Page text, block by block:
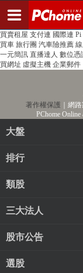
PChome首頁 線上購物 24h
買賣租屋 支付連 國際連 Pi
買車 旅行團 汽車險推薦
一元簡訊 直播達人 數位憑
買網址 虛擬主機 企業郵件
著作權保護 ｜網
PChome Online
大盤
排行
類股
三大法人
股市公告
選股